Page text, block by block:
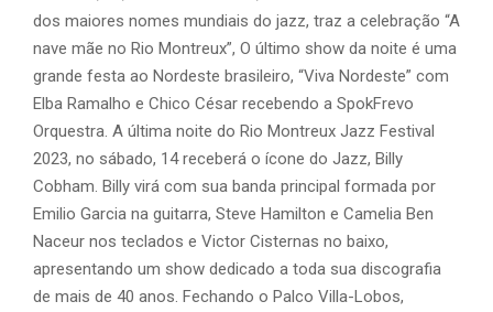
dos maiores nomes mundiais do jazz, traz a celebração “A
nave mãe no Rio Montreux”, O último show da noite é uma
grande festa ao Nordeste brasileiro, “Viva Nordeste” com
Elba Ramalho e Chico César recebendo a SpokFrevo
Orquestra. A última noite do Rio Montreux Jazz Festival
2023, no sábado, 14 receberá o ícone do Jazz, Billy
Cobham. Billy virá com sua banda principal formada por
Emilio Garcia na guitarra, Steve Hamilton e Camelia Ben
Naceur nos teclados e Victor Cisternas no baixo,
apresentando um show dedicado a toda sua discografia
de mais de 40 anos. Fechando o Palco Villa-Lobos,